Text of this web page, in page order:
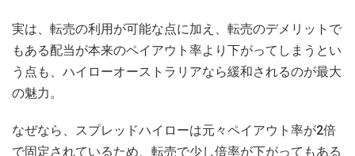
実は、転売の利用が可能な点に加え、転売のデメリットで
もある配当が本来のペイアウト率より下がってしまうとい
う点も、ハイローオーストラリアなら緩和されるのが最大
の魅力。
なぜなら、スプレッドハイローは元々ペイアウト率が2倍
で固定されているため、転売で少し倍率が下がってもある